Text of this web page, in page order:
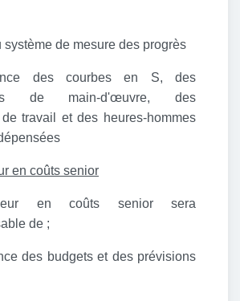
système de mesure des progrès
des courbes en S, des
de main-d'œuvre, des
travail et des heures-hommes
en coûts senior
en coûts senior sera
de ;
des budgets et des prévisions